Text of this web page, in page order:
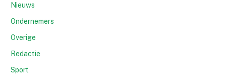
Nieuws
Ondernemers
Overige
Redactie
Sport